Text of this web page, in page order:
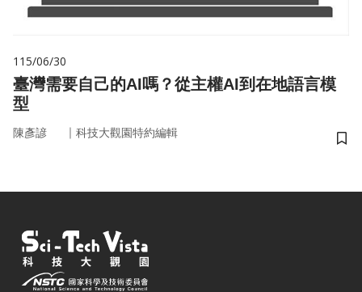
115/06/30
臺灣需要自己的AI嗎？從主權AI到在地語言模
型
陳彥諺 ｜ 科技大觀園特約編輯
儲